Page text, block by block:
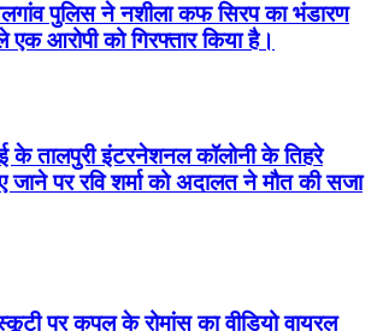
पुलिस ने नशीला कफ सिरप का भंडारण
आरोपी को गिरफ्तार किया है।
के तालपुरी इंटरनेशनल कॉलोनी के तिहरे
जाने पर रवि शर्मा को अदालत ने मौत की सजा
पर कपल के रोमांस का वीडियो वायरल